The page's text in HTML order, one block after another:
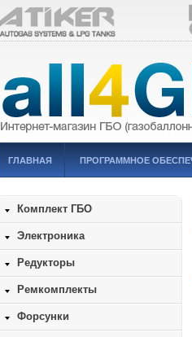
ГЛАВНАЯ ПРОГРАММНОЕ
Комплект ГБО
Электроника
Редукторы
Ремкомплекты
Форсунки